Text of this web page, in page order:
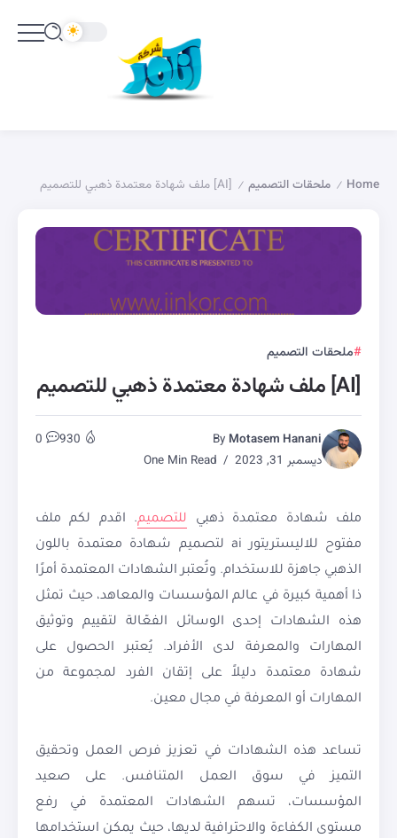
Home
/ ملحقات التصميم / [AI] ملف شهادة معتمدة ذهبي للتصميم
ملحقات التصميم
[AI] ملف شهادة معتمدة ذهبي للتصميم
By Motasem Hanani
ديسمبر 31, 2023
930
0
ملف شهادة معتمدة ذهبي للتصميم. اقدم لكم ملف
مفتوح للاليستريتور ai لتصميم شهادة معتمدة باللون
الذهبي جاهزة للاستخدام. وتُعتبر الشهادات المعتمدة أمرًا
ذا أهمية كبيرة في عالم المؤسسات والمعاهد، حيث تمثل
هذه الشهادات إحدى الوسائل الفعّالة لتقييم وتوثيق
المهارات والمعرفة لدى الأفراد. يُعتبر الحصول على
شهادة معتمدة دليلاً على إتقان الفرد لمجموعة من
المهارات أو المعرفة في مجال معين.
تساعد هذه الشهادات في تعزيز فرص العمل وتحقيق
التميز في سوق العمل المتنافس. على صعيد
المؤسسات، تسهم الشهادات المعتمدة في رفع
مستوى الكفاءة والاحترافية لديها، حيث يمكن استخدامها